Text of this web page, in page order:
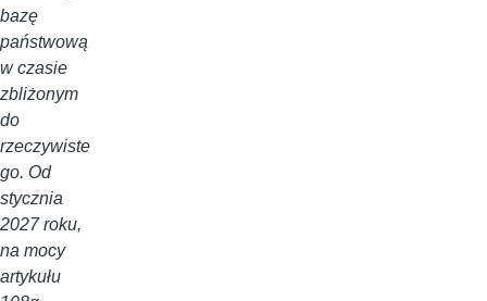
bazę
państwową
w czasie
zbliżonym
do
rzeczywiste
go. Od
stycznia
2027 roku,
na mocy
artykułu